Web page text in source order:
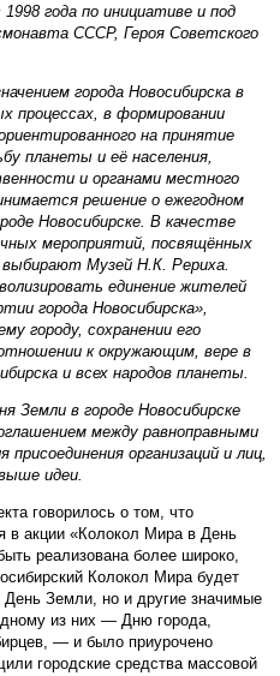
года по инициативе и под
СССР, Героя Советского
города Новосибирска в
процессах, в формировании
на принятие
планеты и её населения,
и органами местного
решение о ежегодном
Новосибирске. В качестве
мероприятий, посвящённых
Музей Н.К. Рериха.
единение жителей
города Новосибирска»,
городу, сохранении его
к окружающим, вере в
и всех народов планеты.
Земли в городе Новосибирске
между равноправными
организаций и лиц,
идеи.
говорилось о том, что
в акции «Колокол Мира в День
реализована более широко,
Колокол Мира будет
День Земли, но и другие значимые
из них — Дню города,
— и было приурочено
городские средства массовой